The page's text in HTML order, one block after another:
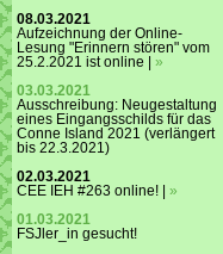
08.03.2021
Aufzeichnung der Online-
Lesung "Erinnern stören" vom
25.2.2021 ist online | »
03.03.2021
Ausschreibung: Neugestaltung
eines Eingangsschilds für das
Conne Island 2021 (verlängert
bis 22.3.2021)
02.03.2021
CEE IEH #263 online! | »
01.03.2021
FSJler_in gesucht!